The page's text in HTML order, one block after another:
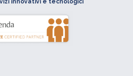
innovativi e tecnologici